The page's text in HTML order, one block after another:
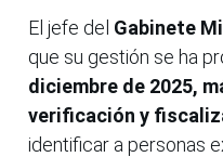
El jefe del Gabinete
que su gestión se ha
diciembre de 2025,
verificación y
identificar a personas